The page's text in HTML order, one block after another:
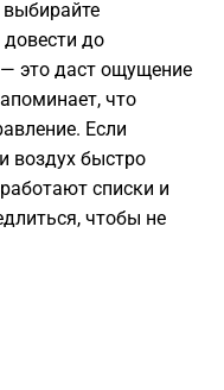
довести до
это даст ощущение
что
Если
воздух быстро
списки и
чтобы не